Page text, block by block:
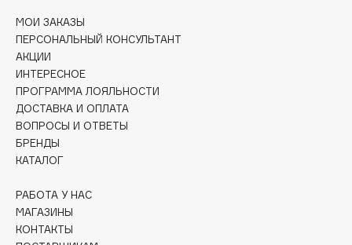
EGIA
Eigshow
Elemis
Elie Saab
Ella Bartsueva Brushes
EMBRACE Haircare
Enough
EpilProfi
Erborian
МОИ ЗАКАЗЫ
ПЕРСОНАЛЬНЫЙ КОНСУЛЬТАНТ
АКЦИИ
ИНТЕРЕСНОЕ
ПРОГРАММА ЛОЯЛЬНОСТИ
ДОСТАВКА И ОПЛАТА
ВОПРОСЫ И ОТВЕТЫ
БРЕНДЫ
КАТАЛОГ
РАБОТА У НАС
МАГАЗИНЫ
КОНТАКТЫ